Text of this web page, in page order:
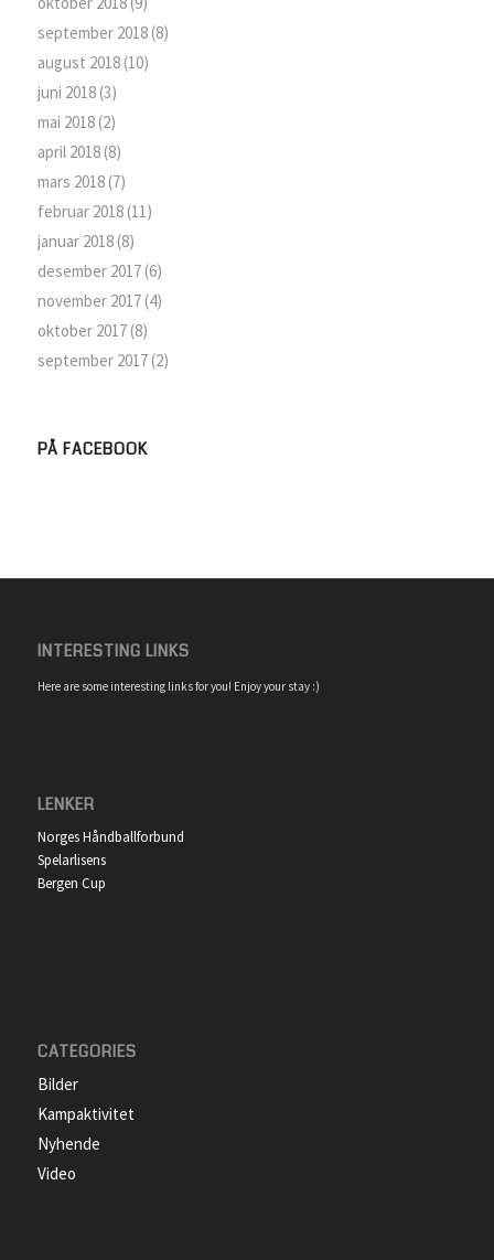
september 2018(8)
august 2018(10)
juni 2018(3)
mai 2018(2)
april 2018(8)
mars 2018(7)
februar 2018(11)
januar 2018(8)
desember 2017(6)
november 2017(4)
oktober 2017(8)
september 2017(2)
PÅ FACEBOOK
INTERESTING LINKS
Here are some interesting links for you! Enjoy your stay :)
LENKER
Norges Håndballforbund
Spelarlisens
Bergen Cup
CATEGORIES
Bilder
Kampaktivitet
Nyhende
Video